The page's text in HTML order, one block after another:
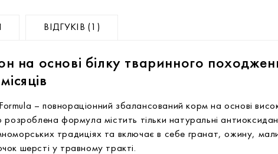
ВІДГУКІВ (1)
на основі білку тваринного
– повнораціонний збалансований корм на основі
формула містить тільки натуральні
традиціях та включає в себе гранат, ожину,
шерсті у травному тракті.